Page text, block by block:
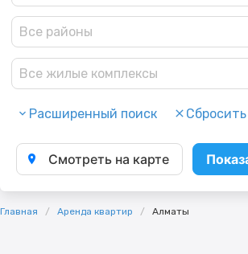
Все районы
Все жилые комплексы
Расширенный поиск Сбросить
Смотреть на карте
Главная Аренда квартир Алматы